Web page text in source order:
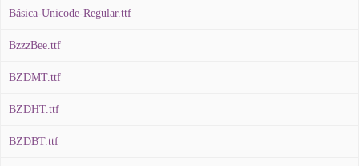
Básica-Unicode-Regular.ttf
BzzzBee.ttf
BZDMT.ttf
BZDHT.ttf
BZDBT.ttf